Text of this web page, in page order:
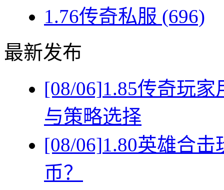
1.76传奇私服 (696)
最新发布
[08/06]1.85传奇玩
与策略选择
[08/06]1.80英雄合
币？